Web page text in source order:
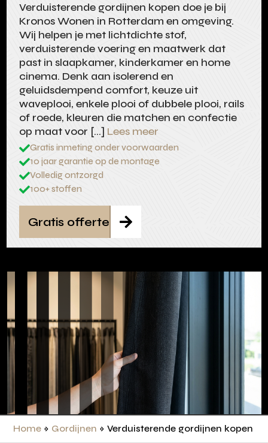
Verduisterende gordijnen kopen doe je bij
Kronos Wonen in Rotterdam en omgeving.
Wij helpen je met lichtdichte stof,
verduisterende voering en maatwerk dat
past in slaapkamer, kinderkamer en home
cinema. Denk aan isolerend en
geluidsdempend comfort, keuze uit
waveplooi, enkele plooi of dubbele plooi, rails
of roede, kleuren die matchen en confectie
op maat voor […] Lees meer
Gratis inmeting onder voorwaarden
10 jaar garantie op de montage
Volledig ontzorgd
100+ stoffen

Gratis offerte
Home » Gordijnen »Verduisterende gordijnen kopen